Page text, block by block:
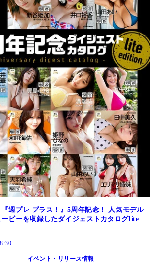
『週プレ プラス！』5周年記念！ 人気モデル
ビーを収録したダイジェストカタログlite
イベント・リリース情報